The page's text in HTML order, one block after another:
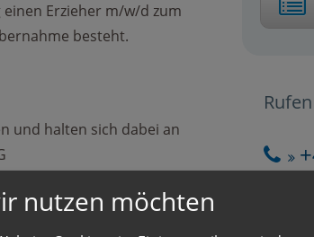
Erzieher m/w/d zum
besteht.
und halten sich dabei an
und dokumentieren
und
Ihre
auch
nutzen möchten